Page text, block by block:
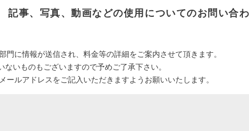
記事、写真、動画などの使用についてのお問い合
門に情報が送信され、料金等の詳細をご案内させて頂きます。
いものもございますので予めご了承下さい。
ールアドレスをご記入いただきますようお願いいたします。